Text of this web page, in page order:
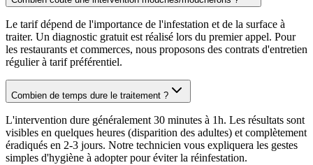
Le tarif dépend de l'importance de l'infestation et de la surface à
traiter. Un diagnostic gratuit est réalisé lors du premier appel. Pour
les restaurants et commerces, nous proposons des contrats d'entretien
régulier à tarif préférentiel.
Combien de temps dure le traitement ?
L'intervention dure généralement 30 minutes à 1h. Les résultats sont
visibles en quelques heures (disparition des adultes) et complètement
éradiqués en 2-3 jours. Notre technicien vous expliquera les gestes
simples d'hygiène à adopter pour éviter la réinfestation.